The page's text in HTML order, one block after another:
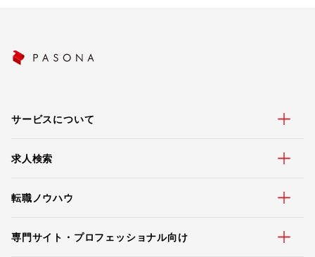
サービスについて
求人検索
転職ノウハウ
専門サイト・プロフェッショナル向け